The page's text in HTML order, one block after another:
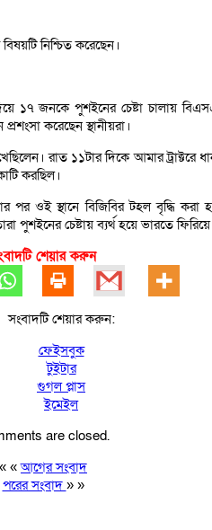
নিশ্চিত করেছেন।
জনকে পুশইনের চেষ্টা চালায়
করেছেন স্থানীয়রা।
রাত ১১টার দিকে আমার
করছিল।
ওই স্থানে বিজিবির টহল বৃদ্ধি
চেষ্টায় ব্যর্থ হয়ে ভারতে
শেয়ার করুন
সংবাদটি শেয়ার করুন:
ফেইসবুক
টুইটার
গুগল প্লাস
ইমেইল
are closed.
« «আগের সংবাদ
পরের সংবাদ » »